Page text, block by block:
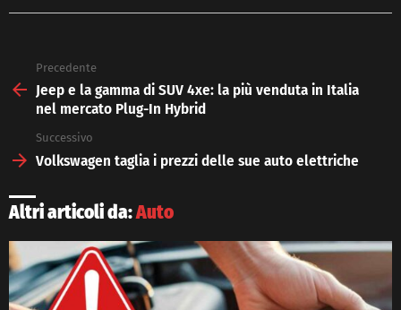
more
Precedente
Jeep e la gamma di SUV 4xe: la più venduta in Italia
nel mercato Plug-In Hybrid
Successivo
Volkswagen taglia i prezzi delle sue auto elettriche
Altri articoli da:Auto